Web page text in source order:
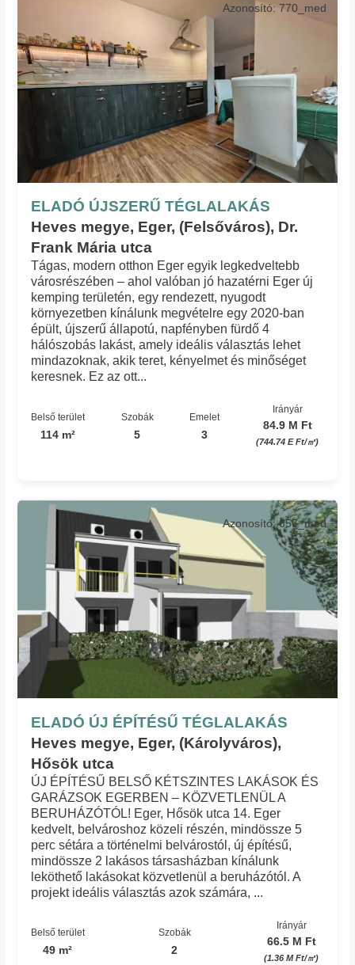
ELADÓ ÚJSZERŰ TÉGLALAKÁS
Heves megye, Eger, (Felsőváros), Dr.
Frank Mária utca
Azonosító: 770_med
Tágas, modern otthon Eger egyik legkedveltebb
városrészében – ahol valóban jó hazatérni Eger új
kemping területén, egy rendezett, nyugodt
környezetben kínálunk megvételre egy 2020-ban
épült, újszerű állapotú, napfényben fürdő 4
hálószobás lakást, amely ideális választás lehet
mindazoknak, akik teret, kényelmet és minőséget
keresnek. Ez az ott...
Belső terület
114 m²
Szobák
5
Emelet
3
Irányár
84.9 M Ft
(744.74 E Ft/㎡)
ELADÓ ÚJ ÉPÍTÉSŰ TÉGLALAKÁS
Heves megye, Eger, (Károlyváros),
Hősök utca
Azonosító: 657_med
ÚJ ÉPÍTÉSŰ BELSŐ KÉTSZINTES LAKÁSOK ÉS
GARÁZSOK EGERBEN – KÖZVETLENÜL A
BERUHÁZÓTÓL! Eger, Hősök utca 14. Eger
kedvelt, belvároshoz közeli részén, mindössze 5
perc sétára a történelmi belvárostól, új építésű,
mindössze 2 lakásos társasházban kínálunk
leköthető lakásokat közvetlenül a beruházótól. A
projekt ideális választás azok számára, ...
Belső terület
49 m²
Szobák
2
Irányár
66.5 M Ft
(1.36 M Ft/㎡)